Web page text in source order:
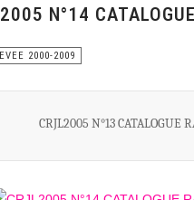
N°14
2000-2009
CRJL2005 N°13 CATALOGUE